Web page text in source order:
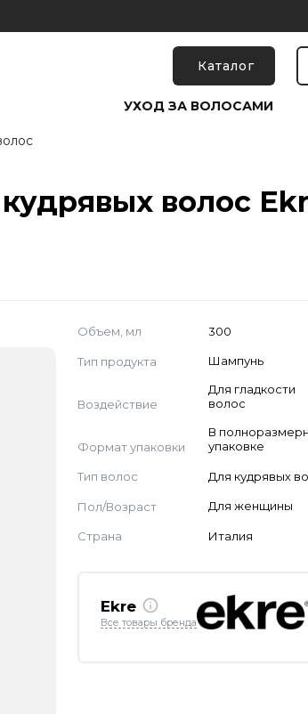
Каталог
УХОД ЗА ВОЛОСАМИ
волос
Объем, мл 300
Тип продукта Шампунь
Воздействие
Для гладкости
волос
Формат упаковки
В
упаковке
Тип волос Для кудрявых
Пол/Возраст Для женщины
Страна Италия
Ekre
Все товары бренда